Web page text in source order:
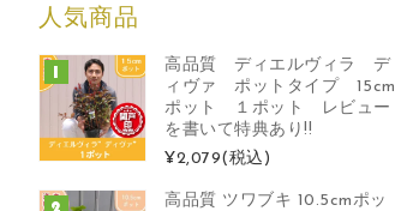
人気商品
高品質 ディエルヴィラ デ
ィヴァ ポットタイプ 15cm
ポット １ポット レビュー
を書いて特典あり!!
¥2,079(税込)
高品質 ツワブキ 10.5cmポッ